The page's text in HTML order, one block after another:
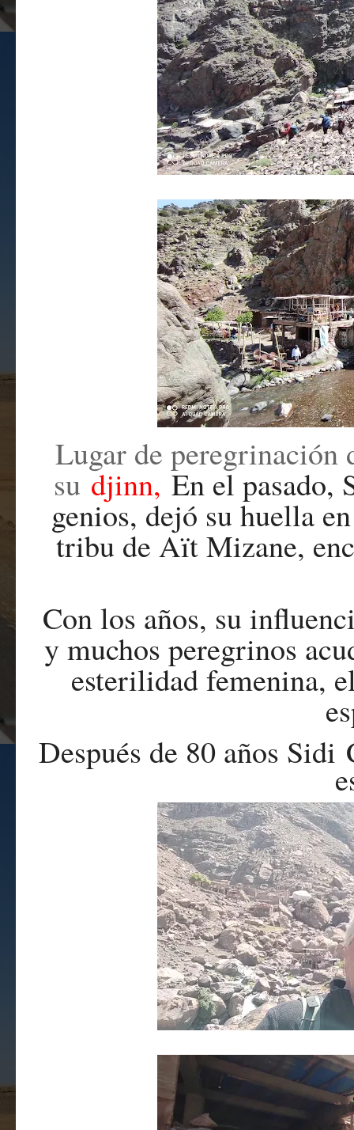
Lugar de peregrinación
sudjinn, En el pasado,
genios, dejó su huella
tribu de Aït Mizane,
Con los años, su
y muchos peregrinos
esterilidad femenina,
Después de 80 años Sidi